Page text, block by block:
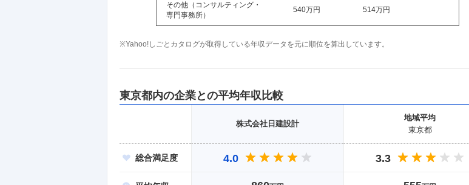
その他（コンサルティング・
専門事務所）
540万円 514万円
※Yahoo!しごとカタログが取得している年収データを元に順位を算出しています。
東京都内の企業との平均年収比較
株式会社日建設計
地域平均
東京都
総合満足度 4.0 3.3